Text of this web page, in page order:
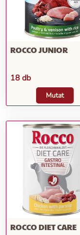
ROCCO JUNIOR
18 db
Mutat
ROCCO DIET CARE